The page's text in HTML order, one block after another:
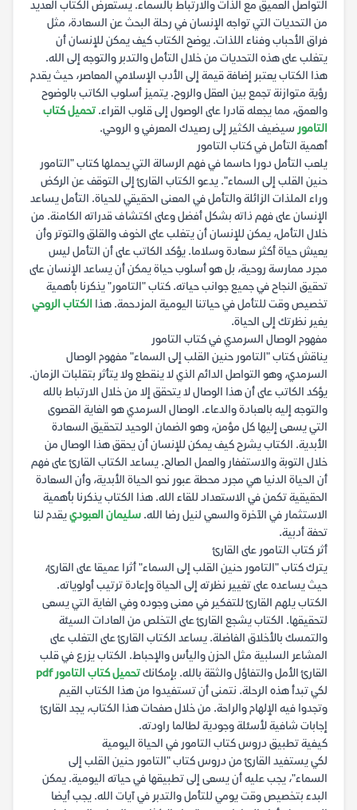
التواصل العميق مع الذات والارتباط بالسماء. يستعرض الكتاب العديد
من التحديات التي تواجه الإنسان في رحلة البحث عن السعادة، مثل
فراق الأحباب وفناء اللذات. يوضح الكتاب كيف يمكن للإنسان أن
يتغلب على هذه التحديات من خلال التأمل والتدبر والتوجه إلى الله.
هذا الكتاب يعتبر إضافة قيمة إلى الأدب الإسلامي المعاصر، حيث يقدم
رؤية متوازنة تجمع بين العقل والروح. يتميز أسلوب الكاتب بالوضوح
والعمق، مما يجعله قادرا على الوصول إلى قلوب القراء.تحميل كتاب
التامور سيضيف الكثير إلى رصيدك المعرفي و الروحي.
أهمية التأمل في كتاب التامور
يلعب التأمل دورا حاسما في فهم الرسالة التي يحملها كتاب "التامور
حنين القلب إلى السماء". يدعو الكتاب القارئ إلى التوقف عن الركض
وراء الملذات الزائلة والتأمل في المعنى الحقيقي للحياة. التأمل يساعد
الإنسان على فهم ذاته بشكل أفضل وعلى اكتشاف قدراته الكامنة. من
خلال التأمل، يمكن للإنسان أن يتغلب على الخوف والقلق والتوتر وأن
يعيش حياة أكثر سعادة وسلاما. يؤكد الكاتب على أن التأمل ليس
مجرد ممارسة روحية، بل هو أسلوب حياة يمكن أن يساعد الإنسان على
تحقيق النجاح في جميع جوانب حياته. كتاب "التامور" يذكرنا بأهمية
تخصيص وقت للتأمل في حياتنا اليومية المزدحمة. هذا الكتاب الروحي
يغير نظرتك إلى الحياة.
مفهوم الوصال السرمدي في كتاب التامور
يناقش كتاب "التامور حنين القلب إلى السماء" مفهوم الوصال
السرمدي، وهو التواصل الدائم الذي لا ينقطع ولا يتأثر بتقلبات الزمان.
يؤكد الكاتب على أن هذا الوصال لا يتحقق إلا من خلال الارتباط بالله
والتوجه إليه بالعبادة والدعاء. الوصال السرمدي هو الغاية القصوى
التي يسعى إليها كل مؤمن، وهو الضمان الوحيد لتحقيق السعادة
الأبدية. الكتاب يشرح كيف يمكن للإنسان أن يحقق هذا الوصال من
خلال التوبة والاستغفار والعمل الصالح. يساعد الكتاب القارئ على فهم
أن الحياة الدنيا هي مجرد محطة عبور نحو الحياة الأبدية، وأن السعادة
الحقيقية تكمن في الاستعداد للقاء الله. هذا الكتاب يذكرنا بأهمية
الاستثمار في الآخرة والسعي لنيل رضا الله. سليمان العبودييقدم لنا
تحفة أدبية.
أثر كتاب التامور على القارئ
يترك كتاب "التامور حنين القلب إلى السماء" أثرا عميقا على القارئ،
حيث يساعده على تغيير نظرته إلى الحياة وإعادة ترتيب أولوياته.
الكتاب يلهم القارئ للتفكير في معنى وجوده وفي الغاية التي يسعى
لتحقيقها. الكتاب يشجع القارئ على التخلص من العادات السيئة
والتمسك بالأخلاق الفاضلة. يساعد الكتاب القارئ على التغلب على
المشاعر السلبية مثل الحزن واليأس والإحباط. الكتاب يزرع في قلب
القارئ الأمل والتفاؤل والثقة بالله. بإمكانكتحميل كتاب التامور pdf
لكي تبدأ هذه الرحلة. نتمنى أن تستفيدوا من هذا الكتاب القيم
وتجدوا فيه الإلهام والراحة. من خلال صفحات هذا الكتاب، يجد القارئ
إجابات شافية لأسئلة وجودية لطالما راودته.
كيفية تطبيق دروس كتاب التامور في الحياة اليومية
لكي يستفيد القارئ من دروس كتاب "التامور حنين القلب إلى
السماء"، يجب عليه أن يسعى إلى تطبيقها في حياته اليومية. يمكن
البدء بتخصيص وقت يومي للتأمل والتدبر في آيات الله. يجب أيضا